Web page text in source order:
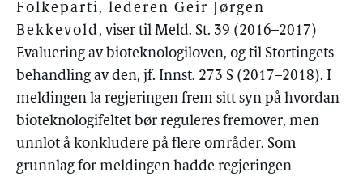
Folkeparti, lederen Geir Jørgen
Bekkevold, viser til Meld. St. 39 (2016–2017)
Evaluering av bioteknologiloven, og til Stortingets
behandling av den, jf. Innst. 273 S (2017–2018). I
meldingen la regjeringen frem sitt syn på hvordan
bioteknologifeltet bør reguleres fremover, men
unnlot å konkludere på flere områder. Som
grunnlag for meldingen hadde regjeringen